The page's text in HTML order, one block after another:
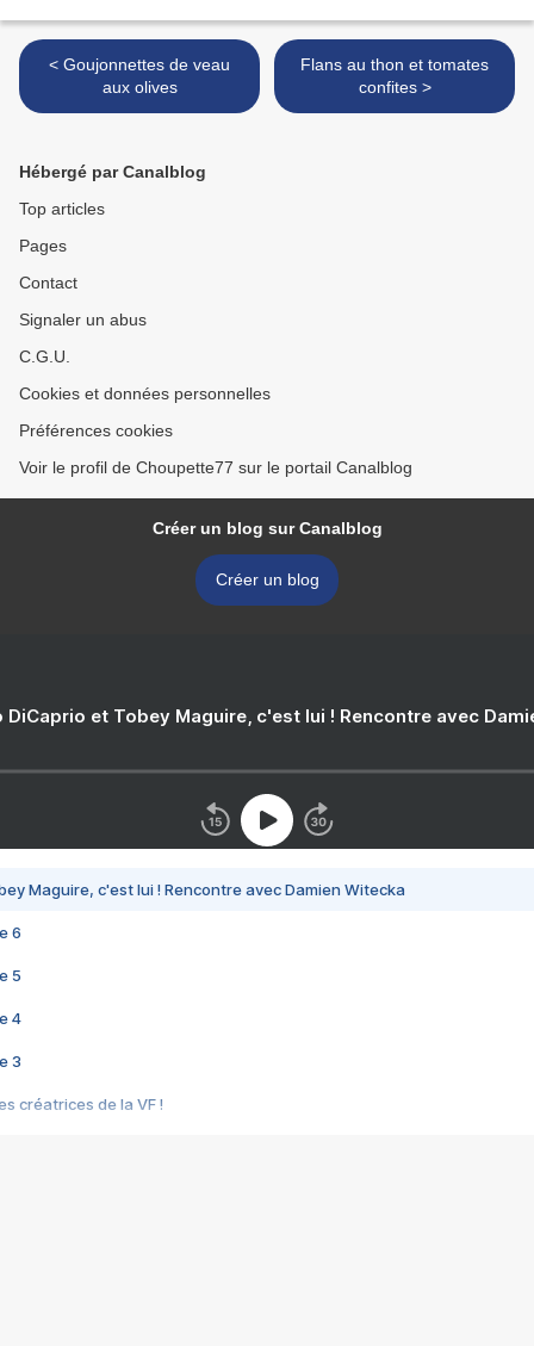
< Goujonnettes de veau
aux olives
Flans au thon et tomates
confites >
Hébergé par Canalblog
Top articles
Pages
Contact
Signaler un abus
C.G.U.
Cookies et données personnelles
Préférences cookies
Voir le profil de Choupette77 sur le portail Canalblog
Créer un blog sur Canalblog
Créer un blog
DiCaprio et Tobey Maguire, c'est lui ! Rencontre avec
Maguire, c'est lui ! Rencontre avec Damien Witecka
6
5
4
3
créatrices de la VF !